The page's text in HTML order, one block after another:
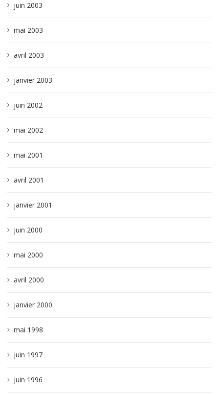
juin 2003
mai 2003
avril 2003
janvier 2003
juin 2002
mai 2002
mai 2001
avril 2001
janvier 2001
juin 2000
mai 2000
avril 2000
janvier 2000
mai 1998
juin 1997
juin 1996